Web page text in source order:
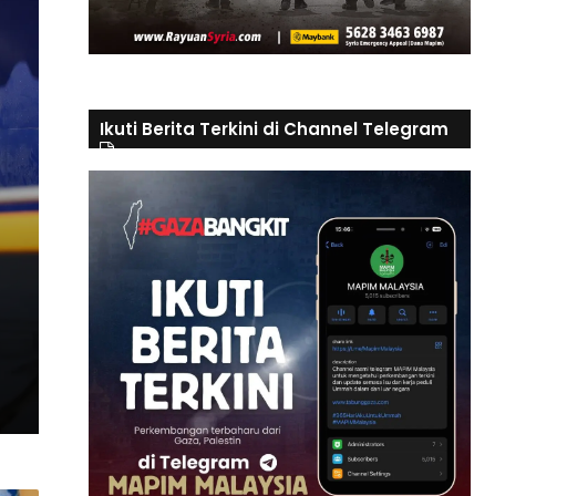
Ikuti Berita Terkini di Channel Telegram